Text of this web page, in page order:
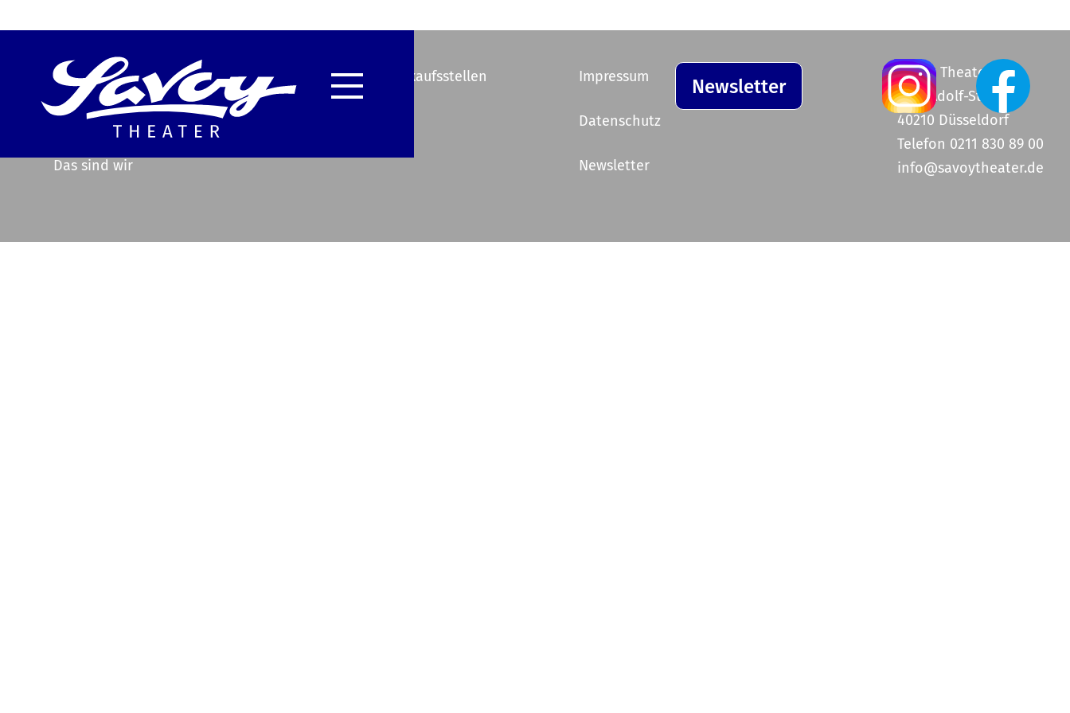
Newsletter
Highlights
Service & Information
Das sind wir
Unsere Vorverkaufsstellen Impressum
Datenschutz
Newsletter
Savoy Theater
Graf-Adolf-Straße 47
40210 Düsseldorf
Telefon 0211 830 89 00
info@savoytheater.de